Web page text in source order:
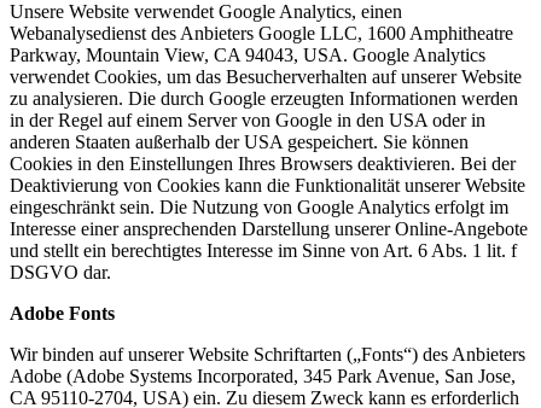
Unsere Website verwendet Google Analytics, einen
Webanalysedienst des Anbieters Google LLC, 1600 Amphitheatre
Parkway, Mountain View, CA 94043, USA. Google Analytics
verwendet Cookies, um das Besucherverhalten auf unserer Website
zu analysieren. Die durch Google erzeugten Informationen werden
in der Regel auf einem Server von Google in den USA oder in
anderen Staaten außerhalb der USA gespeichert. Sie können
Cookies in den Einstellungen Ihres Browsers deaktivieren. Bei der
Deaktivierung von Cookies kann die Funktionalität unserer Website
eingeschränkt sein. Die Nutzung von Google Analytics erfolgt im
Interesse einer ansprechenden Darstellung unserer Online-Angebote
und stellt ein berechtigtes Interesse im Sinne von Art. 6 Abs. 1 lit. f
DSGVO dar.
Adobe Fonts
Wir binden auf unserer Website Schriftarten („Fonts“) des Anbieters
Adobe (Adobe Systems Incorporated, 345 Park Avenue, San Jose,
CA 95110-2704, USA) ein. Zu diesem Zweck kann es erforderlich